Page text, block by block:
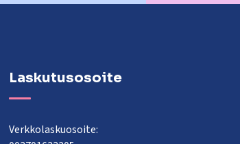
Laskutusosoite
Verkkolaskuosoite: